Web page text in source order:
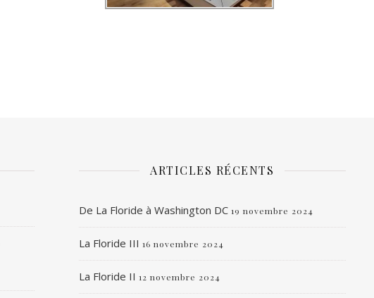
ARTICLES RÉCENTS
De La Floride à Washington DC 19 novembre 2024
La Floride III 16 novembre 2024
La Floride II 12 novembre 2024